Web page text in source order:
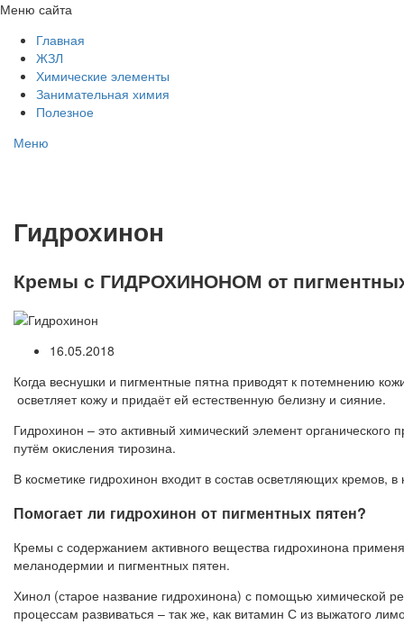
Меню сайта
Главная
ЖЗЛ
Химические элементы
Занимательная химия
Полезное
Меню
Гидрохинон
Кремы с ГИДРОХИНОНОМ от
16.05.2018
Когда веснушки и пигментные пятна приводят к потемнению
осветляет кожу и придаёт ей естественную белизну и сияние.
Гидрохинон – это активный химический элемент
путём окисления тирозина.
В косметике гидрохинон входит в состав осветляющих кремов,
Помогает ли гидрохинон от пигментных пятен?
Кремы с содержанием активного вещества гидрохинона
меланодермии и пигментных пятен.
Хинол (старое название гидрохинона) с помощью химической
процессам развиваться – так же, как витамин С из выжатого